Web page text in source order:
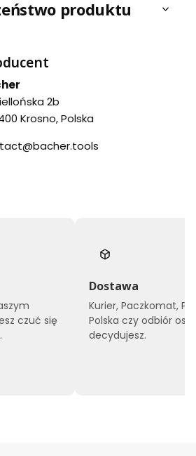
produktu
2b
Krosno, Polska
czuć się
Dostawa
Kurier, Paczkomat,
Polska czy odbiór
decydujesz.